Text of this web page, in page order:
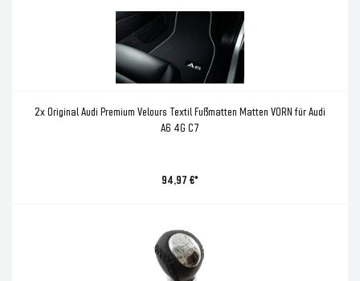
2x Original Audi Premium Velours Textil Fußmatten Matten VORN für Audi
A6 4G C7
94,97 €*